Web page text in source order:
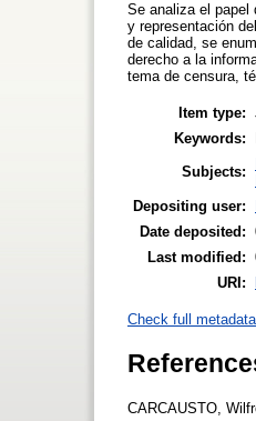
Se analiza el papel
y representación
de calidad, se
derecho a la
tema de censura,
Item type:
Keywords:
Subjects:
Depositing user:
Date deposited:
Last modified:
URI:
Check full
CARCAUSTO,